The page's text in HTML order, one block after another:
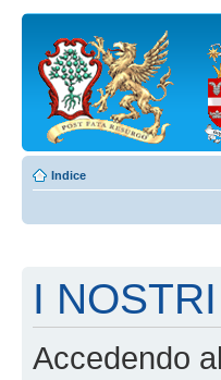
Indice
I
Accedendo